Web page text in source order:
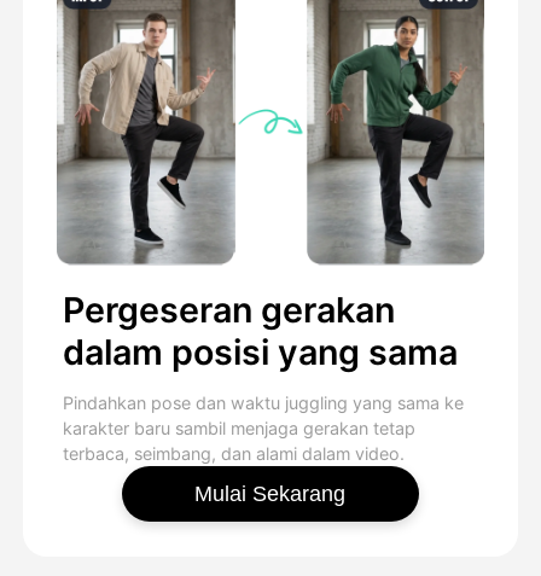
Pergeseran gerakan
dalam posisi yang sama
Pindahkan pose dan waktu juggling yang sama ke
karakter baru sambil menjaga gerakan tetap
terbaca, seimbang, dan alami dalam video.
Mulai Sekarang